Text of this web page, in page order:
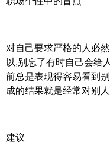
对自己要求严格的人必
以,别忘了有时自己会给
前总是表现得容易看到
成的结果就是经常对别
建议